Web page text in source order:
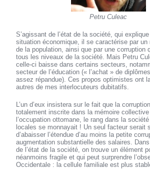
Petru Culeac
S’agissant de l’état de la société, qui
situation économique, il se caractérise par
de la population, ainsi que par une corruption
tous les niveaux de la société. Mais Petru
celle-ci baisse dans certains secteurs,
secteur de l’éducation (« l’achat » de
assez répandue). Ces propos optimistes ont
autres de mes interlocuteurs dubitatifs.
L’un d’eux insistera sur le fait que la
totalement inscrite dans la mémoire collective
l’occupation ottomane, le rang dans la
locales se monnayait ! Un seul facteur serait
d’abaisser l’étendue d’au moins la petite
augmentation substantielle des salaires.
de l’état de la société, on trouve un élément
néanmoins fragile et qui peut surprendre
Occidentale : la cellule familiale est plus